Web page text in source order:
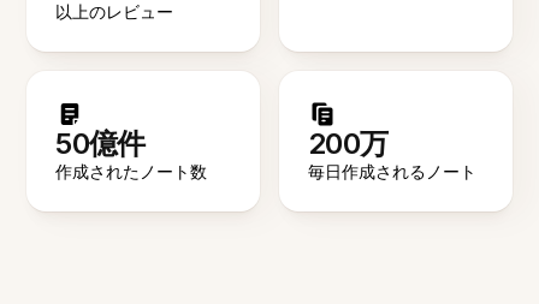
以上のレビュー
50億件
作成されたノート数
200万
毎日作成されるノート